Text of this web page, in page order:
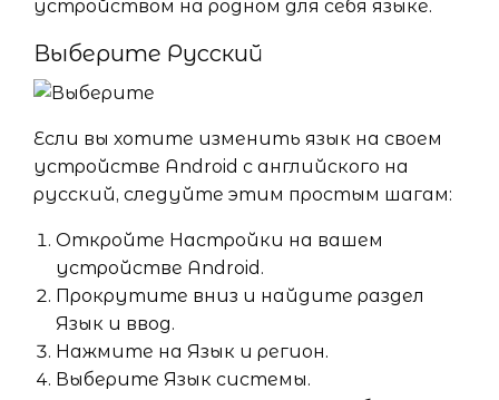
устройством на родном для себя языке.
Выберите Русский
Если вы хотите изменить язык на своем
устройстве Android с английского на
русский, следуйте этим простым шагам:
Откройте Настройки на вашем
устройстве Android.
Прокрутите вниз и найдите раздел
Язык и ввод.
Нажмите на Язык и регион.
Выберите Язык системы.